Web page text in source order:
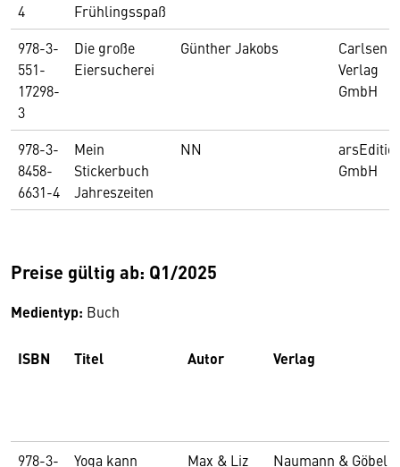
4
Frühlingsspaß
978-3-
551-
17298-
3
Die große
Eiersucherei
Günther Jakobs
Carlsen
Verlag
GmbH
978-3-
8458-
6631-4
Mein
Stickerbuch
Jahreszeiten
NN
GmbH
Preise gültig ab: Q1/2025
Medientyp: Buch
ISBN Titel Autor Verlag
978-3- Yoga kann Max & Liz Naumann & Göbel